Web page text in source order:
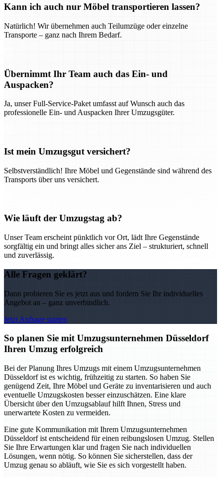
Kann ich auch nur Möbel transportieren lassen?
Natürlich! Wir übernehmen auch Teilumzüge oder einzelne
Transporte – ganz nach Ihrem Bedarf.
Übernimmt Ihr Team auch das Ein- und
Auspacken?
Ja, unser Full-Service-Paket umfasst auf Wunsch auch das
professionelle Ein- und Auspacken Ihrer Umzugsgüter.
Ist mein Umzugsgut versichert?
Selbstverständlich! Ihre Möbel und Gegenstände sind während des
Transports über uns versichert.
Wie läuft der Umzugstag ab?
Unser Team erscheint pünktlich vor Ort, lädt Ihre Gegenstände
sorgfältig ein und bringt alles sicher ans Ziel – strukturiert, schnell
und zuverlässig.
Alle Fragen geklärt?
Dann probieren Sie es jetzt aus und fordern Sie Ihr individuelles
Angebot an – ganz unverbindlich.
Jetzt Anfrage starten
So planen Sie mit Umzugsunternehmen Düsseldorf
Ihren Umzug erfolgreich
Bei der Planung Ihres Umzugs mit einem Umzugsunternehmen
Düsseldorf ist es wichtig, frühzeitig zu starten. So haben Sie
genügend Zeit, Ihre Möbel und Geräte zu inventarisieren und auch
eventuelle Umzugskosten besser einzuschätzen. Eine klare
Übersicht über den Umzugsablauf hilft Ihnen, Stress und
unerwartete Kosten zu vermeiden.
Eine gute Kommunikation mit Ihrem Umzugsunternehmen
Düsseldorf ist entscheidend für einen reibungslosen Umzug. Stellen
Sie Ihre Erwartungen klar und fragen Sie nach individuellen
Lösungen, wenn nötig. So können Sie sicherstellen, dass der
Umzug genau so abläuft, wie Sie es sich vorgestellt haben.